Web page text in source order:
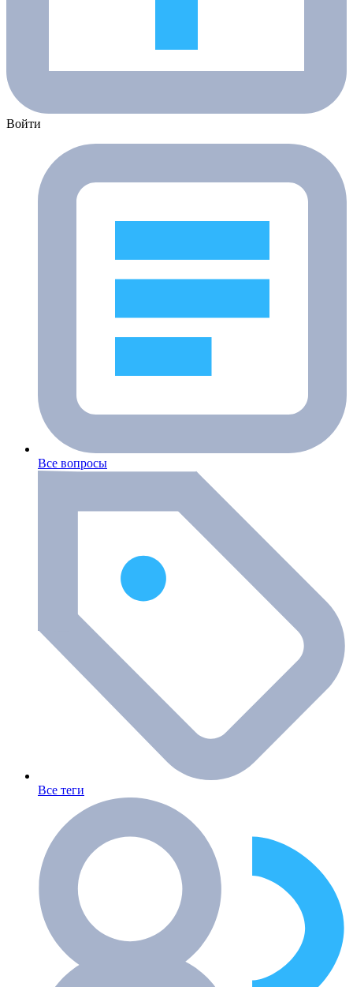
Войти
Все вопросы
Все теги